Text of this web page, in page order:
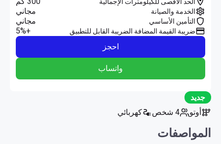
الخدمة والصيانة مجاني
التأمين الأساسي مجاني
ضريبة القيمة المضافة الضريبة القابل للتطبيق
+5%
احجز
واتساب
جديد
أوتو
4 شخص كهربائي
المواصفات